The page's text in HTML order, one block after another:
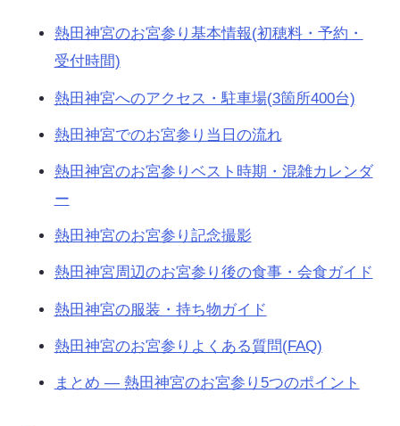
熱田神宮のお宮参り基本情報(初穂料・予約・
受付時間)
熱田神宮へのアクセス・駐車場(3箇所400台)
熱田神宮でのお宮参り当日の流れ
熱田神宮のお宮参りベスト時期・混雑カレンダ
ー
熱田神宮のお宮参り記念撮影
熱田神宮周辺のお宮参り後の食事・会食ガイド
熱田神宮の服装・持ち物ガイド
熱田神宮のお宮参りよくある質問(FAQ)
まとめ — 熱田神宮のお宮参り5つのポイント